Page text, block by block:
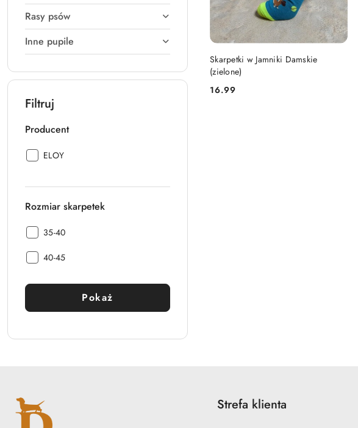
Rasy psów
Inne pupile
Filtruj
Producent
Producent:
ELOY
Rozmiar skarpetek
Rozmiar
35-40
Rozmiar
40-45
Pokaż
Skarpetki w Jamniki Damskie
(zielone)
Cena:
16.99
DO KOSZYKA
Strefa klienta